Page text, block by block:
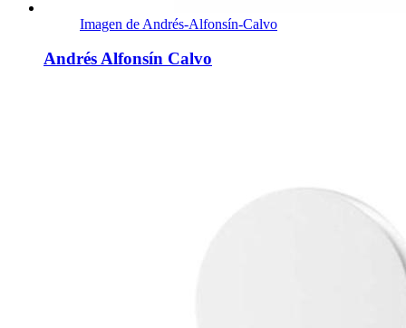
Imagen de Andrés-Alfonsín-Calvo
Andrés Alfonsín Calvo